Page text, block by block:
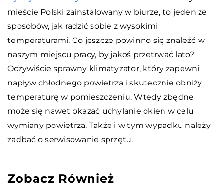
mieście Polski zainstalowany w biurze, to jeden ze
sposobów, jak radzić sobie z wysokimi
temperaturami. Co jeszcze powinno się znaleźć w
naszym miejscu pracy, by jakoś przetrwać lato?
Oczywiście sprawny klimatyzator, który zapewni
napływ chłodnego powietrza i skutecznie obniży
temperaturę w pomieszczeniu. Wtedy zbędne
może się nawet okazać uchylanie okien w celu
wymiany powietrza. Także i w tym wypadku należy
zadbać o serwisowanie sprzętu.
Zobacz Również